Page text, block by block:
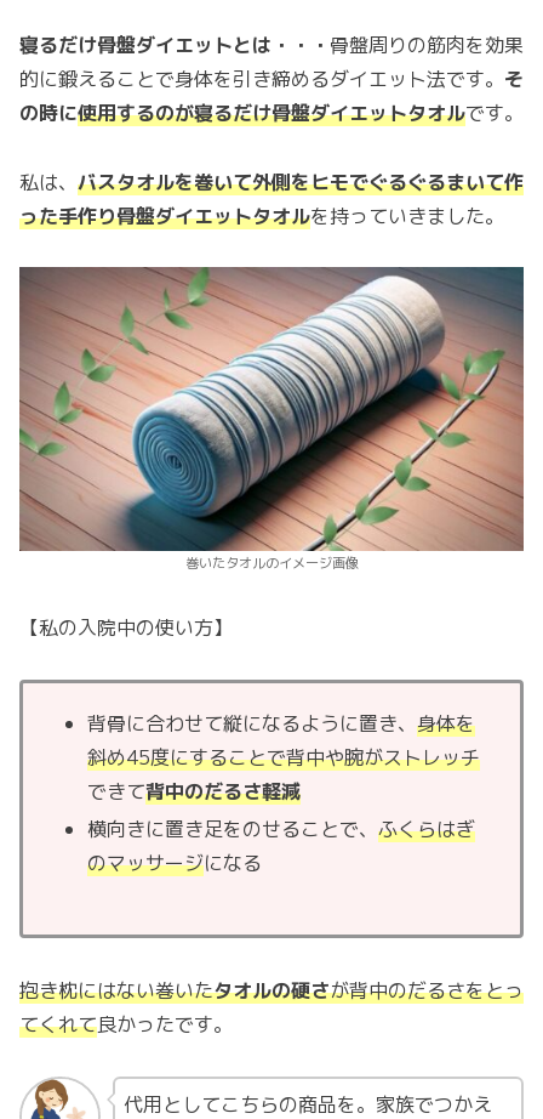
寝るだけ骨盤ダイエットとは・・・ 骨盤周りの筋肉を効果
的に鍛えることで身体を引き締めるダイエット法です。 そ
の時に使用するのが寝るだけ骨盤ダイエットタオルです。
私は、 バスタオルを巻いて外側をヒモでぐるぐるまいて作
った手作り骨盤ダイエットタオルを持っていきました。
巻いたタオルのイメージ画像
【私の入院中の使い方】
背骨に合わせて縦になるように置き、身体を
斜め45度にすることで背中や腕がストレッチ
できて背中のだるさ軽減
横向きに置き足をのせることで、ふくらはぎ
のマッサージになる
抱き枕にはない巻いたタオルの硬さが背中のだるさをとっ
てくれて良かったです。
代用としてこちらの商品を。家族でつかえ